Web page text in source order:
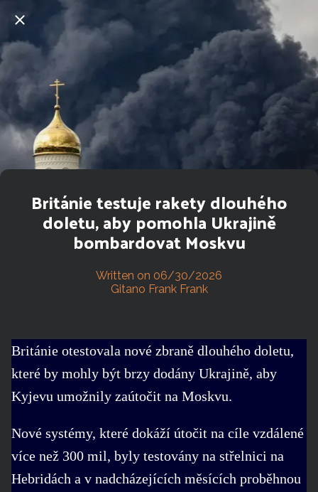
Británie testuje rakety dlouhého
doletu, aby pomohla Ukrajině
bombardovat Moskvu
Written on 06/30/2026
Gitano Frank Frank
Británie otestovala nové zbraně dlouhého doletu,
které by mohly být brzy dodány Ukrajině, aby
Kyjevu umožnily zaútočit na Moskvu.
Nové systémy, které dokáží útočit na cíle vzdálené
více než 300 mil, byly testovány na střelnici na
Hebridách a v nadcházejících měsících proběhnou